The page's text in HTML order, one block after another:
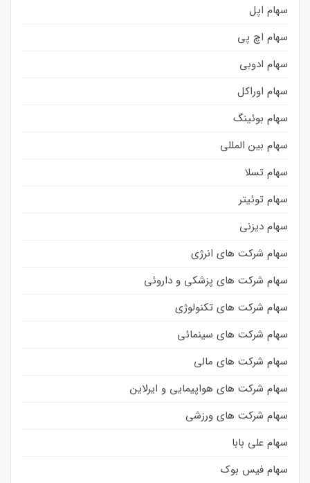
سهام اپل
سهام اچ پی
سهام ادوبی
سهام اوراکل
سهام بوئینگ
سهام بین المللی
سهام تسلا
سهام توئیتر
سهام دیزنی
سهام شرکت های انرژی
سهام شرکت های پزشکی و داروئی
سهام شرکت های تکنولوژی
سهام شرکت های سینمائی
سهام شرکت های مالی
سهام شرکت های هواپیمایی و ایرلاین
سهام شرکت های ورزشی
سهام علی بابا
سهام فیس بوک